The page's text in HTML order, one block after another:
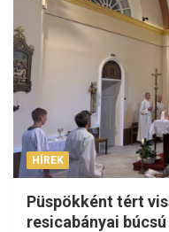
HÍREK
Püspökként tért
resicabányai búcsú